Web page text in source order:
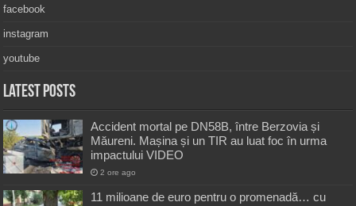
facebook
instagram
youtube
Latest Posts
Accident mortal pe DN58B, între Berzovia și
Măureni. Mașina și un TIR au luat foc în urma
impactului VIDEO
2 ore ago
11 milioane de euro pentru o promenadă… cu